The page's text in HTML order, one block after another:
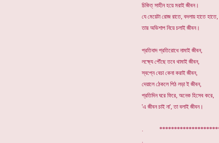
চিকিত্ সাহীন হয়ে মরাই জীবন।
যে মেয়েটা রোজ রাতে, বদলায় হাতে হাতে,
তার অভিশাপ নিয়ে চলাই জীবন।
প্রতিবাদ প্রতিরোধে নামাই জীবন,
লক্ষ্যে পৌঁছে তবে থামাই জীবন,
স্বপ্নে বেচা কেনা করাই জীবন,
দেয়ালে ঠেকলে পিঠ লড়া ই জীবন,
প্রতিদিন ঘরে ফিরে, অনেক হিসেব করে,
'এ জীবন চাই না', তা বলাই জীবন।
.